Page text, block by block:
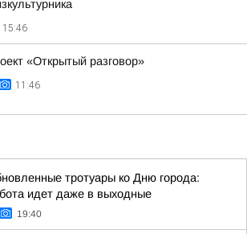
15:46
«Открытый разговор»
11:46
тротуары ко Дню города:
идет даже в выходные
19:40